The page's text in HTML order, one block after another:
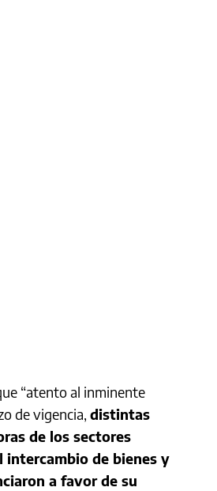
“atento al inminente
de vigencia, distintas
de los sectores
de bienes y
a favor de su